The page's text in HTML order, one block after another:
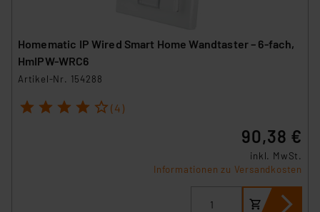
Homematic IP Wired Smart Home Wandtaster – 6-fach,
HmIPW-WRC6
Artikel-Nr. 154288
1 2 3 4 5 (4)
90,38 €
inkl. MwSt.
Informationen zu Versandkosten